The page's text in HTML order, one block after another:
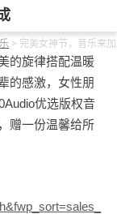
> 完美女神节，音乐来
的旋律搭配温暖
的感激，女性朋
优选版权音
赠一份温馨给所